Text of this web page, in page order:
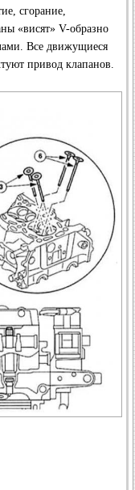
сгорание,
«висят» V-образно
Все движущиеся
привод клапанов.